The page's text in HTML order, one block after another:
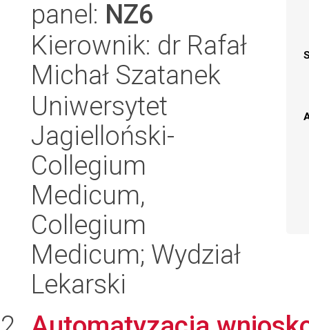
panel: NZ6
Kierownik: dr Rafał
Michał Szatanek
Uniwersytet
Jagielloński-
Collegium
Medicum,
Collegium
Medicum; Wydział
Lekarski